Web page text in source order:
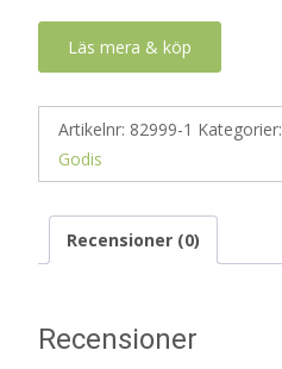
Läs mera & köp
Artikelnr: 82999-1 Kategorier:
Godis
Recensioner (0)
Recensioner